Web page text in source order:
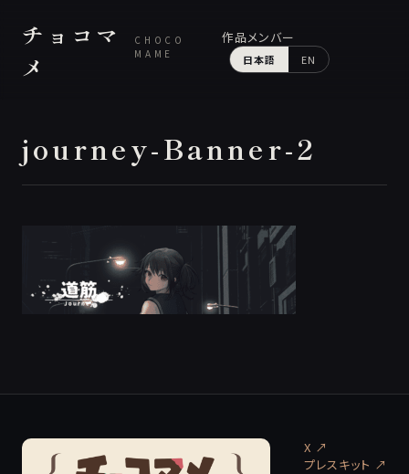
チョコマ
メ
CHOCO
MAME
作品メンバー
日本語 EN
journey-Banner-2
X ↗
プレスキット ↗